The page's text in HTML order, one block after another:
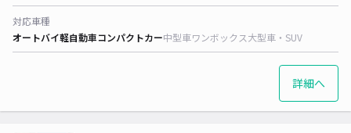
対応車種
オートバイ軽自動車コンパクトカー中型車ワンボックス大型車・SUV
詳細へ